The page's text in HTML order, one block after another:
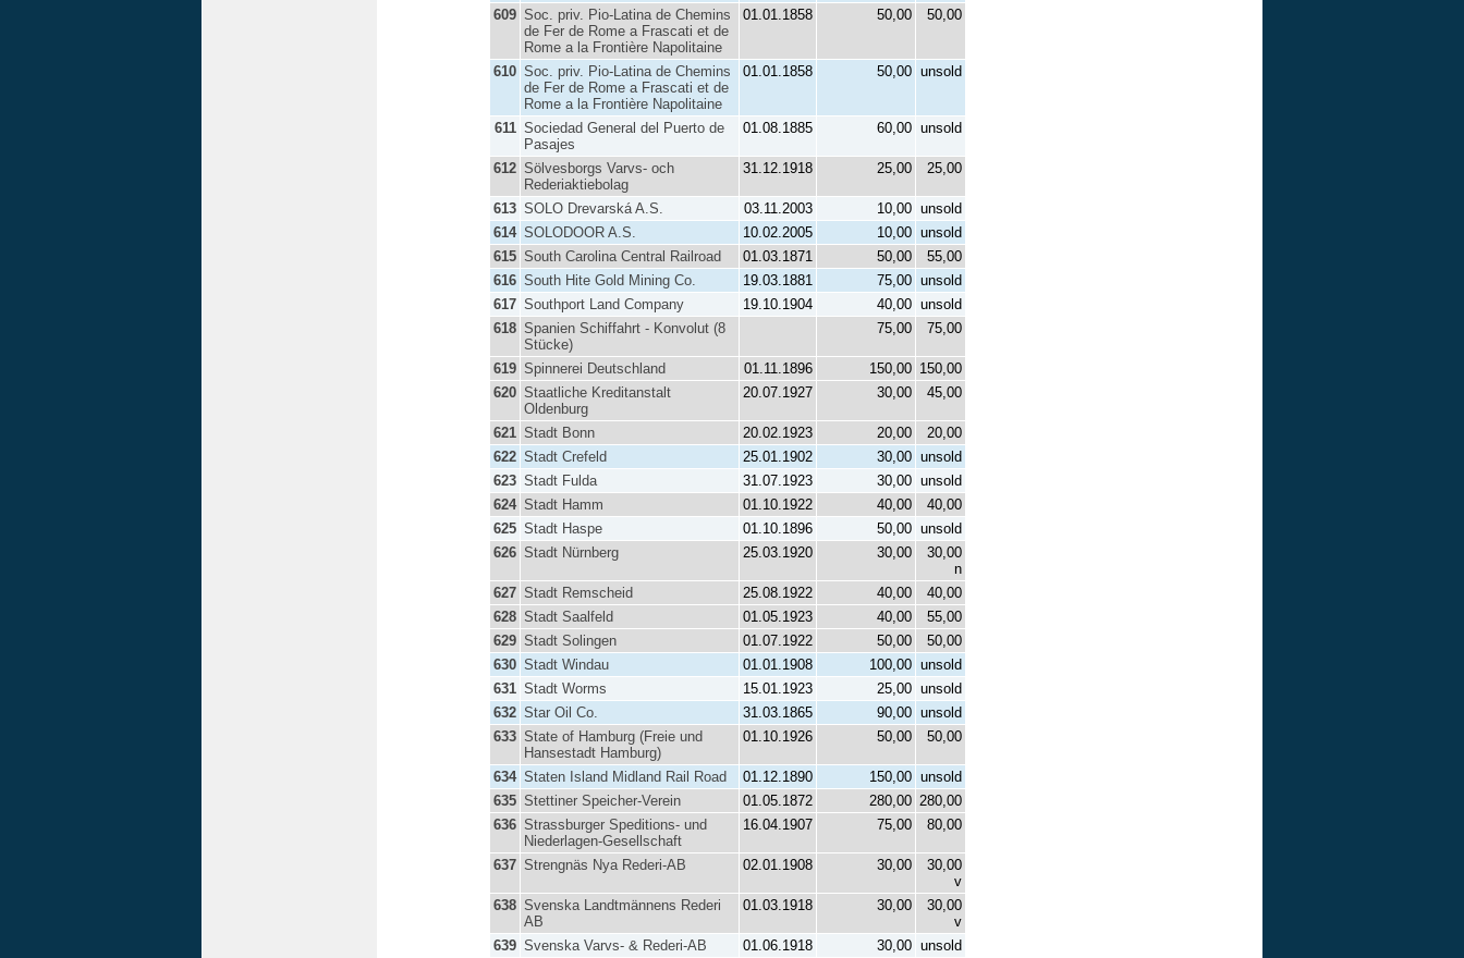
609 Soc. priv. Pio-Latina de Chemins
de Fer de Rome a Frascati et de
Rome a la Frontière Napolitaine
01.01.1858 50,00 50,00
610 Soc. priv. Pio-Latina de Chemins
de Fer de Rome a Frascati et de
Rome a la Frontière Napolitaine
01.01.1858 50,00 unsold
611 Sociedad General del Puerto de
Pasajes
01.08.1885 60,00 unsold
612 Sölvesborgs Varvs- och
Rederiaktiebolag
31.12.1918 25,00 25,00
613 SOLO Drevarská A.S. 03.11.2003 10,00 unsold
614 SOLODOOR A.S. 10.02.2005 10,00 unsold
615 South Carolina Central Railroad 01.03.1871 50,00
55,00
616 South Hite Gold Mining Co. 19.03.1881 75,00 unsold
617 Southport Land Company 19.10.1904 40,00 unsold
618 Spanien Schiffahrt - Konvolut (8
Stücke)
75,00 75,00
619 Spinnerei Deutschland 01.11.1896 150,00 150,00
620 Staatliche Kreditanstalt
Oldenburg
20.07.1927 30,00 45,00
621 Stadt Bonn 20.02.1923 20,00
20,00
622 Stadt Crefeld 25.01.1902 30,00 unsold
623 Stadt Fulda 31.07.1923 30,00 unsold
624 Stadt Hamm 01.10.1922 40,00
40,00
625 Stadt Haspe 01.10.1896 50,00 unsold
626 Stadt Nürnberg 25.03.1920 30,00
30,00
n
627 Stadt Remscheid 25.08.1922 40,00
40,00
628 Stadt Saalfeld 01.05.1923 40,00
55,00
629 Stadt Solingen 01.07.1922 50,00
50,00
630 Stadt Windau 01.01.1908 100,00 unsold
631 Stadt Worms 15.01.1923 25,00 unsold
632 Star Oil Co. 31.03.1865 90,00 unsold
633 State of Hamburg (Freie und
Hansestadt Hamburg)
01.10.1926 50,00 50,00
634 Staten Island Midland Rail Road 01.12.1890 150,00 unsold
635 Stettiner Speicher-Verein 01.05.1872 280,00 280,00
636 Strassburger Speditions- und
Niederlagen-Gesellschaft
16.04.1907 75,00 80,00
637 Strengnäs Nya Rederi-AB 02.01.1908 30,00
30,00
v
638 Svenska Landtmännens Rederi
AB
01.03.1918 30,00
30,00
v
639 Svenska Varvs- & Rederi-AB 01.06.1918 30,00 unsold